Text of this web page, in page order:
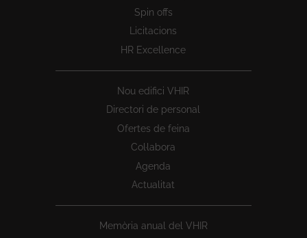
Spin offs
Licitacions
HR Excellence
Nou edifici VHIR
Directori de personal
Ofertes de feina
Col·labora
Agenda
Actualitat
Memòria anual del VHIR